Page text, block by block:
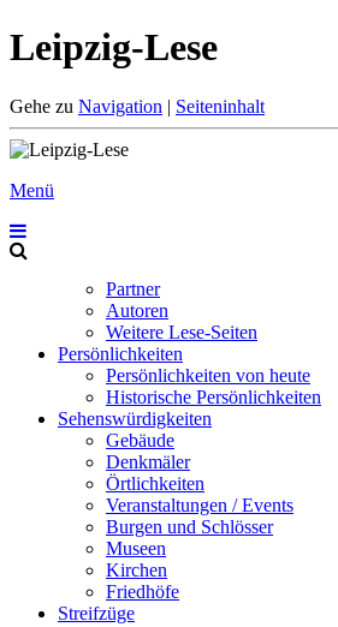
Leipzig-Lese
Gehe zu Navigation | Seiteninhalt
Menü
Partner
Autoren
Weitere Lese-Seiten
Persönlichkeiten
Persönlichkeiten von heute
Historische Persönlichkeiten
Sehenswürdigkeiten
Gebäude
Denkmäler
Örtlichkeiten
Veranstaltungen / Events
Burgen und Schlösser
Museen
Kirchen
Friedhöfe
Streifzüge